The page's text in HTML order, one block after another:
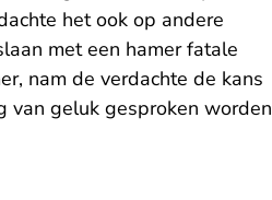
het ook op andere
met een hamer fatale
nam de verdachte de kans
van geluk gesproken worden